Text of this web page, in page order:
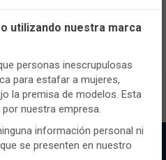
poder ver todo el
los precios.
terceros, de sesión o
de manera segura nuestra
contenido.
para medir y obtener datos de
ajustar el contenido a tus
uso de cookies a tu gusto.
utilizando nuestra marca
personas inescrupulosas
para estafar a mujeres,
la premisa de modelos. Esta
nuestra empresa.
información personal ni
se presenten en nuestro